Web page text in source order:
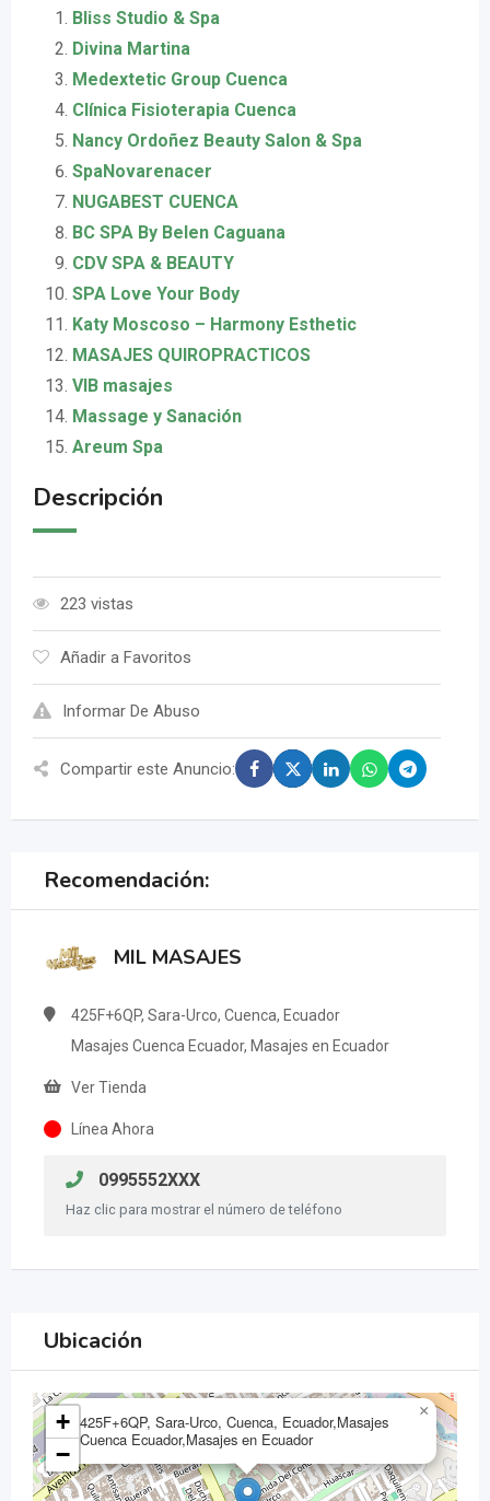
Bliss Studio & Spa
Divina Martina
Medextetic Group Cuenca
Clínica Fisioterapia Cuenca
Nancy Ordoñez Beauty Salon & Spa
SpaNovarenacer
NUGABEST CUENCA
BC SPA By Belen Caguana
CDV SPA & BEAUTY
SPA Love Your Body
Katy Moscoso – Harmony Esthetic
MASAJES QUIROPRACTICOS
VIB masajes
Massage y Sanación
Areum Spa
Descripción
223 vistas
Añadir a Favoritos
Informar De Abuso
Compartir este Anuncio:
Recomendación:
MIL MASAJES
425F+6QP, Sara-Urco, Cuenca, Ecuador
Masajes Cuenca Ecuador, Masajes en Ecuador
Ver Tienda
Línea Ahora
0995552XXX
Haz clic para mostrar el número de teléfono
Ubicación
425F+6QP, Sara-Urco, Cuenca, Ecuador,Masajes
Cuenca Ecuador,Masajes en Ecuador
×
+
−